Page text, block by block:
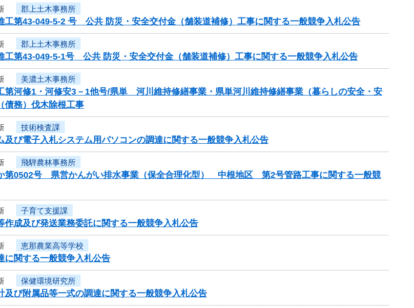
郡上土木事務所
工第43-049-5-2 号 公共 防災・安全交付金（舗装道補修）工事に関する一般競争入札公告
郡上土木事務所
工第43-049-5-1号 公共 防災・安全交付金（舗装道補修）工事に関する一般競争入札公告
美濃土木事務所
第河修1・河修安3－1他号/県単 河川維持修繕事業・県単河川維持修繕事業（暮らしの安全・安
債務）伐木除根工事
技術検査課
及び電子入札システム用パソコンの調達に関する一般競争入札公告
飛騨農林事務所
第0502号 県営かんがい排水事業（保全合理化型） 中根地区 第2号管路工事に関する一般競
子育て支援課
作成及び発送業務委託に関する一般競争入札公告
恵那農業高等学校
に関する一般競争入札公告
保健環境研究所
及び附属品等一式の調達に関する一般競争入札公告